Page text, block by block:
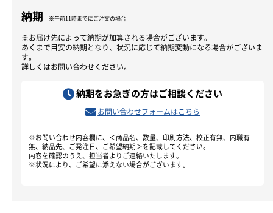
納期 ※午前11時までにご注文の場合
※お届け先によって納期が加算される場合がございます。
あくまで目安の納期となり、状況に応じて納期変動になる場合がございま
す。
詳しくはお問い合わせください。
納期をお急ぎの方はご相談ください
お問い合わせフォームはこちら
※お問い合わせ内容欄に、＜商品名、数量、印刷方法、校正有無、内職有
無、納品先、ご発注日、ご希望納期＞を記載してください。
内容を確認のうえ、担当者よりご連絡いたします。
※状況により、ご希望に添えない場合がございます。